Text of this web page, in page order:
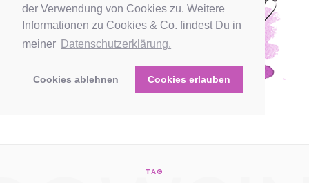
der Verwendung von Cookies zu. Weitere
Informationen zu Cookies & Co. findest Du in
meiner Datenschutzerklärung.
Cookies ablehnen Cookies erlauben
TAG